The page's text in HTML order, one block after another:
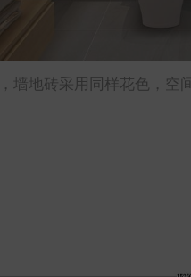
墙地砖采用同样花色，